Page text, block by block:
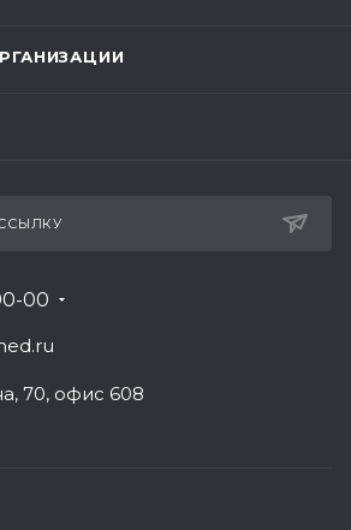
00
70, офис 608